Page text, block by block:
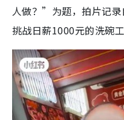
人做？”为题，拍片记录
挑战日薪1000元的洗碗工